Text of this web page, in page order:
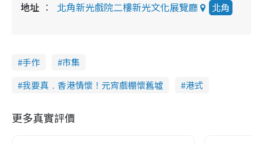
地址 北角新光戲院二樓新光文化展覽廳 北角
手作
市集
我要真﹒香港情懷！元宵戲棚懷舊墟
港式
更多真實評價